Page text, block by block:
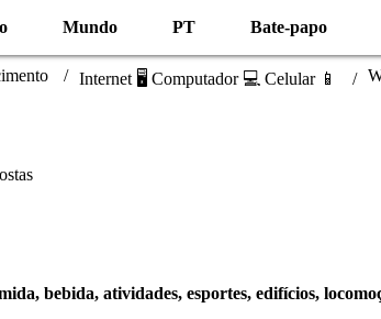
Mundo PT Bate-papo
Internet 🖥️ Computador 💻 Celular 📱
bebida, atividades, esportes, edifícios,